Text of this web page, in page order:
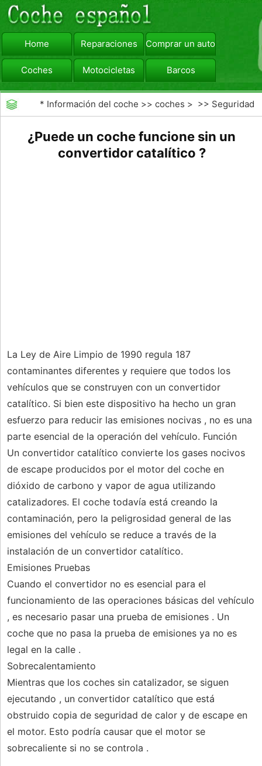
Home Reparaciones Comprar un automóvil
Coches Motocicletas Barcos
viajar Camiones
* Información del coche >>coches > >> Seguridad
¿Puede un coche funcione sin un
convertidor catalítico ?
La Ley de Aire Limpio de 1990 regula 187
contaminantes diferentes y requiere que todos los
vehículos que se construyen con un convertidor
catalítico. Si bien este dispositivo ha hecho un gran
esfuerzo para reducir las emisiones nocivas , no es una
parte esencial de la operación del vehículo. Función
Un convertidor catalítico convierte los gases nocivos
de escape producidos por el motor del coche en
dióxido de carbono y vapor de agua utilizando
catalizadores. El coche todavía está creando la
contaminación, pero la peligrosidad general de las
emisiones del vehículo se reduce a través de la
instalación de un convertidor catalítico.
Emisiones Pruebas
Cuando el convertidor no es esencial para el
funcionamiento de las operaciones básicas del vehículo
, es necesario pasar una prueba de emisiones . Un
coche que no pasa la prueba de emisiones ya no es
legal en la calle .
Sobrecalentamiento
Mientras que los coches sin catalizador, se siguen
ejecutando , un convertidor catalítico que está
obstruido copia de seguridad de calor y de escape en
el motor. Esto podría causar que el motor se
sobrecaliente si no se controla .